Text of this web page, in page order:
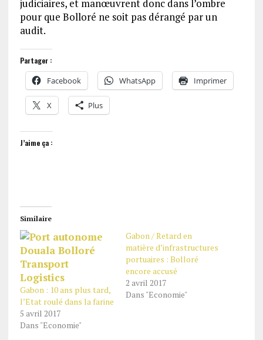
judiciaires, et manœuvrent donc dans l’ombre
pour que Bolloré ne soit pas dérangé par un
audit.
Partager :
Facebook WhatsApp Imprimer
X Plus
J’aime ça :
Similaire
Gabon : 10 ans plus tard,
l’Etat roulé dans la farine
5 avril 2017
Dans "Economie"
Gabon / Retard en
matière d’infrastructures
portuaires : Bolloré
encore accusé
2 avril 2017
Dans "Economie"